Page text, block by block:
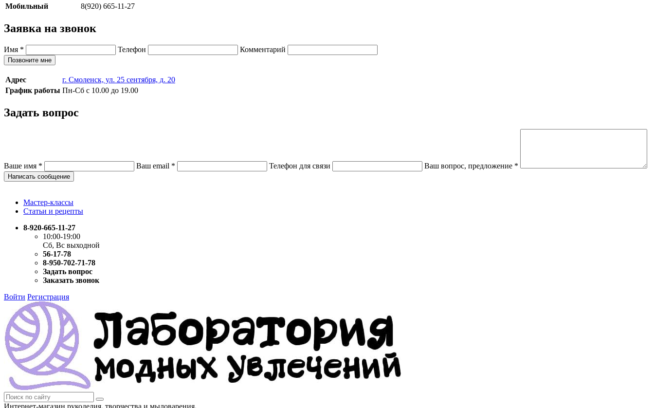
Мобильный
8(920) 665-11-27
Заявка на звонок
Имя * Телефон Комментарий
Позвоните мне
Адрес
г. Смоленск, ул. 25 сентября, д. 20
График работы Пн-Сб с 10.00 до 19.00
Задать вопрос
Ваше имя * Ваш email * Телефон для связи Ваш вопрос, предложение *
Написать сообщение
Мастер-классы
Статьи и рецепты
8-920-665-11-27
10:00-19:00
Сб, Вс выходной
56-17-78
8-950-702-71-78
Задать вопрос
Заказать звонок
Войти Регистрация
Интернет-магазин рукоделия, творчества и мыловарения.